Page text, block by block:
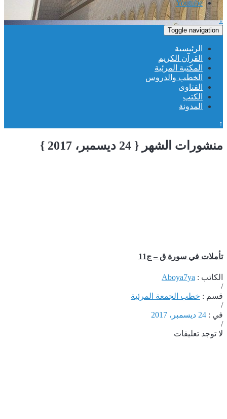
Youtube
↓
Toggle navigation
الرئيسية
القرآن الكريم
المكتبة المرئية
الخطب والدروس
الفتاوى
الكتب
المدونة
↑
منشورات الشهر { 24 ديسمبر، 2017 }
تأملات في سورة ق – ج11
الكاتب : Aboya7ya
/
قسم : خطب الجمعة المرئية
/
في : 24 ديسمبر، 2017
/
لا توجد تعليقات